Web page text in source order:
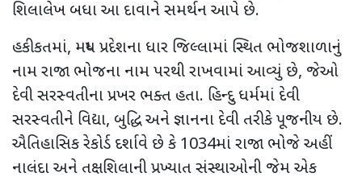
શિલાલેખ બધા ​​આ દાવાને સમર્થન આપે છે.
હકીકતમાં, મધ્ય પ્રદેશના ધાર જિલ્લામાં સ્થિત ભોજશાળાનું
નામ રાજા ભોજના નામ પરથી રાખવામાં આવ્યું છે, જેઓ
દેવી સરસ્વતીના પ્રખર ભક્ત હતા. હિન્દુ ધર્મમાં દેવી
સરસ્વતીને વિદ્યા, બુદ્ધિ અને જ્ઞાનના દેવી તરીકે પૂજનીય છે.
ઐતિહાસિક રેકોર્ડ દર્શાવે છે કે 1034માંરાજા ભોજે અહીં
નાલંદા અને તક્ષશિલાની પ્રખ્યાત સંસ્થાઓની જેમ એક